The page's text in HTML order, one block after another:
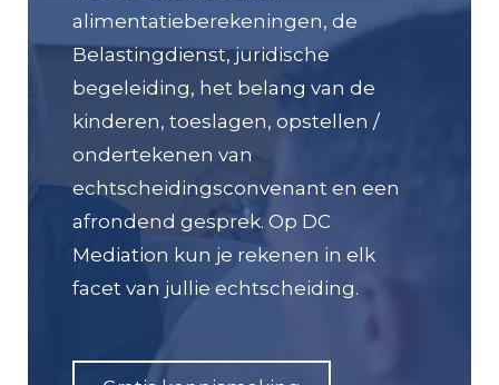
alimentatieberekeningen, de
Belastingdienst, juridische
begeleiding, het belang van de
kinderen, toeslagen, opstellen /
ondertekenen van
echtscheidingsconvenant en een
afrondend gesprek. Op DC
Mediation kun je rekenen in elk
facet van jullie echtscheiding.